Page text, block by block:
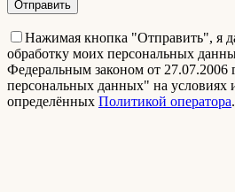
Нажимая кнопка "Отправить", я
обработку моих персональных
Федеральным законом от
персональных данных" на условиях
определённых Политикой оператора.